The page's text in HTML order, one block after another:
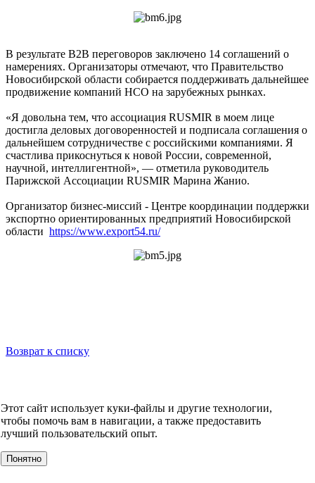
В результате В2В переговоров заключено 14 соглашений о
намерениях. Организаторы отмечают, что Правительство
Новосибирской области собирается поддерживать дальнейшее
продвижение компаний НСО на зарубежных рынках.
«Я довольна тем, что ассоциация RUSMIR в моем лице
достигла деловых договоренностей и подписала соглашения о
дальнейшем сотрудничестве с российскими компаниями. Я
счастлива прикоснуться к новой России, современной,
научной, интеллигентной», — отметила руководитель
Парижской Ассоциации RUSMIR Марина Жанио.
Организатор бизнес-миссий - Центре координации поддержки
экспортно ориентированных предприятий Новосибирской
области https://www.export54.ru/
Возврат к списку
О компании
УСЛУГИ
События
Клиенты
МЕРОПРИЯТИЯ
Этот сайт использует куки-файлы и другие технологии,
чтобы помочь вам в навигации, а также предоставить
лучший пользовательский опыт.
Понятно